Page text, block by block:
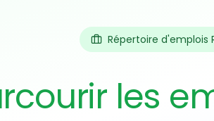
Répertoire d'emplois
les